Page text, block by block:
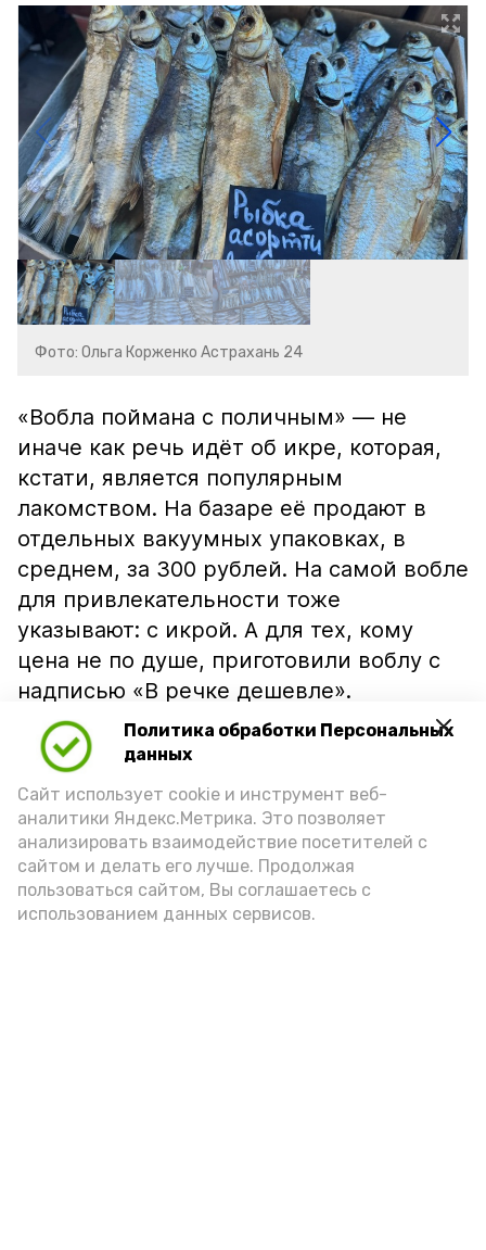
Политика обработки Персональных
данных
Сайт использует cookie и инструмент веб-
аналитики Яндекс.Метрика. Это позволяет
анализировать взаимодействие посетителей с
сайтом и делать его лучше. Продолжая
пользоваться сайтом, Вы соглашаетесь с
использованием данных сервисов.
Фото: Ольга Корженко Астрахань 24
«Вобла поймана с поличным» — не
иначе как речь идёт об икре, которая,
кстати, является популярным
лакомством. На базаре её продают в
отдельных вакуумных упаковках, в
среднем, за 300 рублей. На самой вобле
для привлекательности тоже
указывают: с икрой. А для тех, кому
цена не по душе, приготовили воблу с
надписью «В речке дешевле».